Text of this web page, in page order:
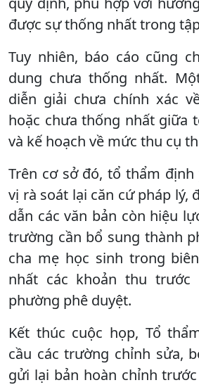
được sự thống nhất trong
Tuy nhiên, báo cáo cũng
dung chưa thống nhất.
diễn giải chưa chính xác
hoặc chưa thống nhất giữa
và kế hoạch về mức thu cụ
Trên cơ sở đó, tổ thẩm định
vị rà soát lại căn cứ pháp lý,
dẫn các văn bản còn hiệu
trường cần bổ sung thành
cha mẹ học sinh trong
nhất các khoản thu trước
phường phê duyệt.
Kết thúc cuộc họp, Tổ
cầu các trường chỉnh sửa,
gửi lại bản hoàn chỉnh trước